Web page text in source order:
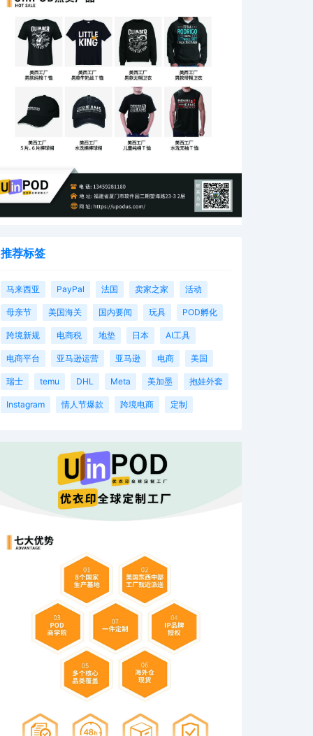
推荐标签
马来西亚 PayPal 法国 卖家之家 活动
母亲节 美国海关 国内要闻 玩具 POD孵化
跨境新规 电商税 地垫 日本 AI工具
电商平台 亚马逊运营 亚马逊 电商 美国
瑞士 temu DHL Meta 美加墨 抱娃外套
Instagram 情人节爆款 跨境电商 定制